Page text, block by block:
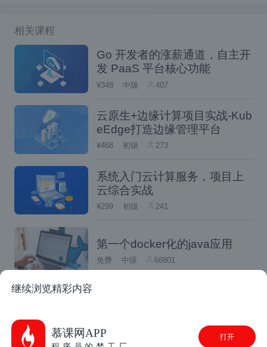
继续浏览精彩内容
慕课网APP 打开
{
"defaultSchema":
"your schema
"schemas": [
{
"name"
"type": "custom",
"factory": "",
"operand":
{
}
]
顶层字段说明 字段
义
version 配置规范版本
ma
schemas Schema配置列表
相关课程
Go 开发者的涨薪通道，自主开
发 PaaS 平台核心功能
¥348 中级 407
云原生+边缘计算项目实战-Kub
eEdge打造边缘管理平台
¥468 初级 273
系统入门云计算服务，项目上
云综合实战
¥299 初级 241
第一个docker化的java应用
免费 中级 68801